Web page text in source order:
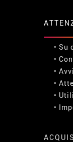
• Su
•
•
•
•
•